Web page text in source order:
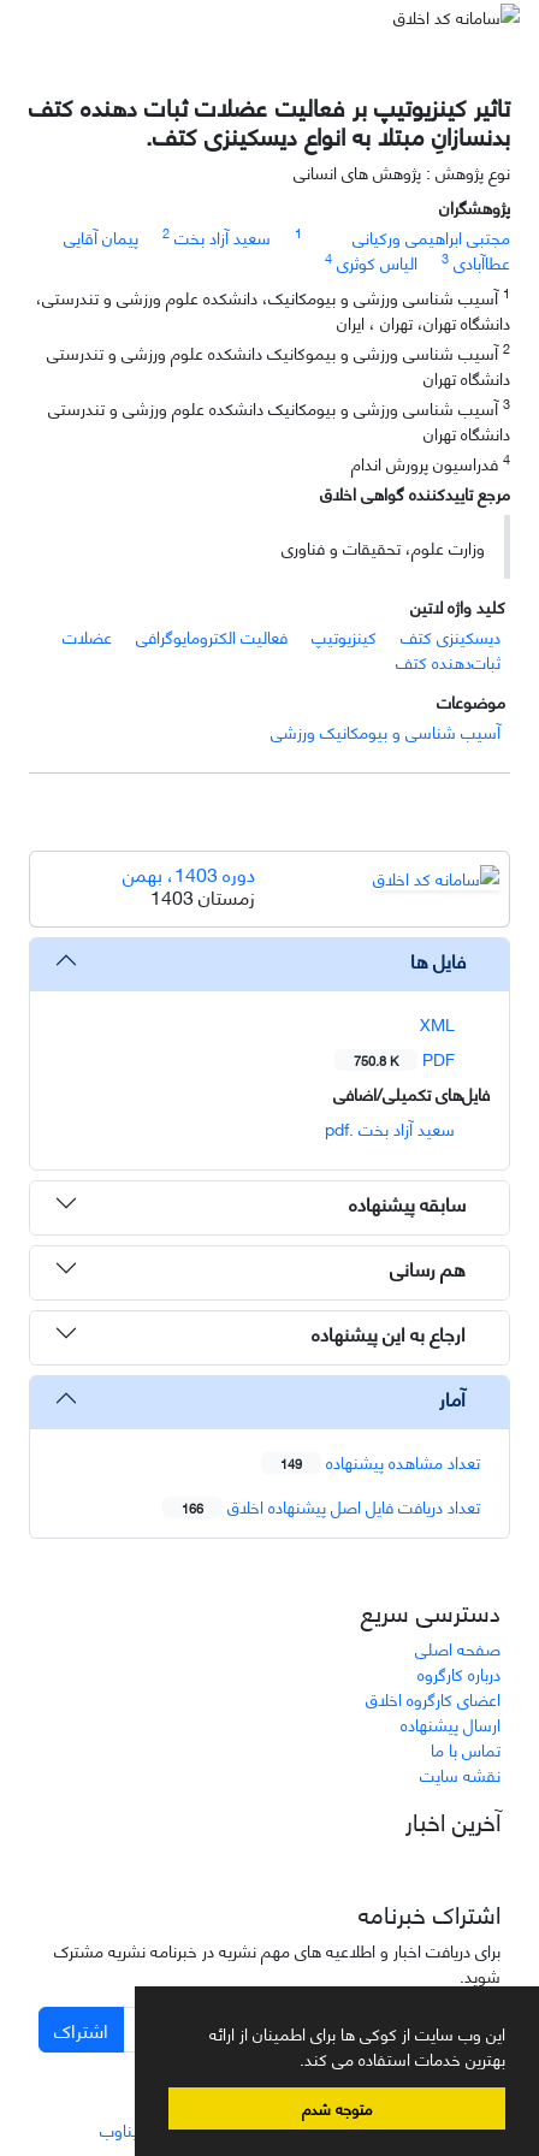
این وب سایت از کوکی ها برای اطمینان از ارائه
بهترین خدمات استفاده می کند.
متوجه شدم
تاثیر کینزیوتیپ بر فعالیت عضلات ثبات دهنده کتف
بدنسازانِ مبتلا به انواع دیسکینزی کتف.
نوع پژوهش : پژوهش های انسانی
پژوهشگران
مجتبی ابراهیمی ورکیانی
1 سعید آزاد بخت 2
پیمان آقایی
عطاآبادی 3 الیاس کوثری 4
1 آسیب شناسی ورزشی و بیومکانیک، دانشکده علوم ورزشی و تندرستی،
دانشگاه تهران، تهران ، ایران
2آسیب شناسی ورزشی و بیموکانیک دانشکده علوم ورزشی و تندرستی
دانشگاه تهران
3آسیب شناسی ورزشی و بیومکانیک دانشکده علوم ورزشی و تندرستی
دانشگاه تهران
4 فدراسیون پرورش اندام
مرجع تاییدکننده گواهی اخلاق
وزارت علوم، تحقیقات و فناوری
کلید واژه لاتین
دیسکینزی کتف
کینزیوتیپ فعالیت الکترومایوگرافی
عضلات
ثبات‌دهنده کتف
موضوعات
آسیب شناسی و بیومکانیک ورزشی
دوره 1403، بهمن
زمستان 1403
فایل ها
XML
PDF
750.8 K
فایل‌های تکمیلی/اضافی
سعید آزاد بخت .pdf
سابقه پیشنهاده
هم رسانی
ارجاع به این پیشنهاده
آمار
تعداد مشاهده پیشنهاده 149
تعداد دریافت فایل اصل پیشنهاده اخلاق 166
دسترسی سریع
صفحه اصلی
درباره کارگروه
اعضای کارگروه اخلاق
ارسال پیشنهاده
تماس با ما
نقشه سایت
آخرین اخبار
اشتراک خبرنامه
برای دریافت اخبار و اطلاعیه های مهم نشریه در خبرنامه نشریه مشترک
شوید.
اشتراک
سامانه مدیریت نشریات علمی.طراحی و پیاده سازی از سیناوب